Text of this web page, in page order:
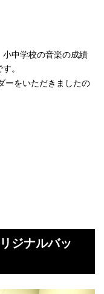
小中学校の音楽の成績
。
ーをいただきましたの
ジナルバッ